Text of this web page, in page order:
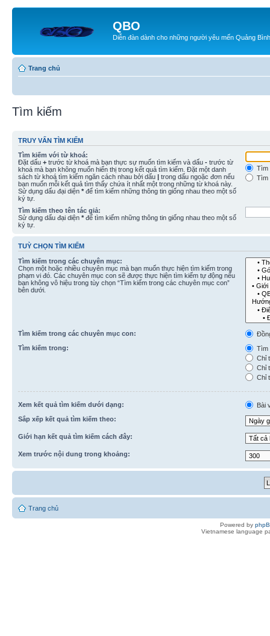
QBO
Diễn đàn dành cho những người yêu mến Quảng Bình
Trang chủ
Tìm kiếm
TRUY VẤN TÌM KIẾM
Tìm kiếm với từ khoá:
Đặt dấu + trước từ khoá mà bạn thực sự muốn tìm kiếm và dấu - trước từ
khoá mà bạn không muốn hiển thị trong kết quả tìm kiếm. Đặt một danh
sách từ khoá tìm kiếm ngăn cách nhau bởi dấu | trong dấu ngoặc đơn nếu
bạn muốn mỗi kết quả tìm thấy chứa ít nhất một trong những từ khoá này.
Sử dụng dấu đại diện * để tìm kiếm những thông tin giống nhau theo một số
ký tự.
Tìm
Tìm
Tìm kiếm theo tên tác giả:
Sử dụng dấu đại diện * để tìm kiếm những thông tin giống nhau theo một số
ký tự.
TUỲ CHỌN TÌM KIẾM
Tìm kiếm trong các chuyên mục:
Chọn một hoặc nhiều chuyên mục mà bạn muốn thực hiện tìm kiếm trong
phạm vi đó. Các chuyên mục con sẽ được thực hiện tìm kiếm tự động nếu
bạn không vô hiệu trong tùy chọn “Tìm kiếm trong các chuyên mục con”
bên dưới.
Tìm kiếm trong các chuyên mục con:
Tìm kiếm trong:
Tìm
Chỉ
Chỉ
Chỉ
Xem kết quả tìm kiếm dưới dạng:
Bài
Sắp xếp kết quả tìm kiếm theo:
Giới hạn kết quả tìm kiếm cách đây:
Xem trước nội dung trong khoảng:
Trang chủ
Powered by
Vietnamese language